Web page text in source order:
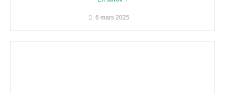
6 mars 2025